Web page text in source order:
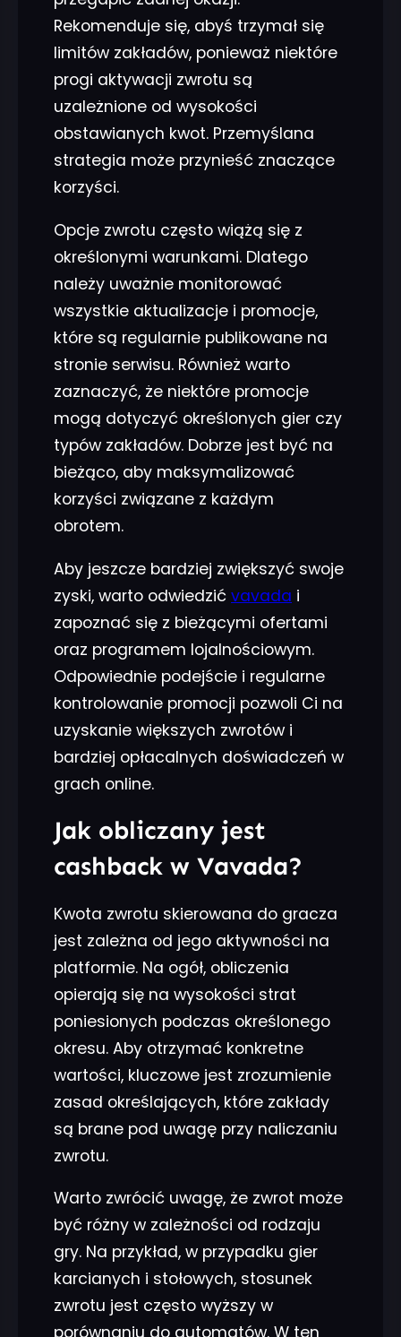
Rekomenduje się, abyś trzymał się
limitów zakładów, ponieważ niektóre
progi aktywacji zwrotu są
uzależnione od wysokości
obstawianych kwot. Przemyślana
strategia może przynieść znaczące
korzyści.
Opcje zwrotu często wiążą się z
określonymi warunkami. Dlatego
należy uważnie monitorować
wszystkie aktualizacje i promocje,
które są regularnie publikowane na
stronie serwisu. Również warto
zaznaczyć, że niektóre promocje
mogą dotyczyć określonych gier czy
typów zakładów. Dobrze jest być na
bieżąco, aby maksymalizować
korzyści związane z każdym
obrotem.
Aby jeszcze bardziej zwiększyć swoje
zyski, warto odwiedzić vavada i
zapoznać się z bieżącymi ofertami
oraz programem lojalnościowym.
Odpowiednie podejście i regularne
kontrolowanie promocji pozwoli Ci na
uzyskanie większych zwrotów i
bardziej opłacalnych doświadczeń w
grach online.
Jak obliczany jest
cashback w Vavada?
Kwota zwrotu skierowana do gracza
jest zależna od jego aktywności na
platformie. Na ogół, obliczenia
opierają się na wysokości strat
poniesionych podczas określonego
okresu. Aby otrzymać konkretne
wartości, kluczowe jest zrozumienie
zasad określających, które zakłady
są brane pod uwagę przy naliczaniu
zwrotu.
Warto zwrócić uwagę, że zwrot może
być różny w zależności od rodzaju
gry. Na przykład, w przypadku gier
karcianych i stołowych, stosunek
zwrotu jest często wyższy w